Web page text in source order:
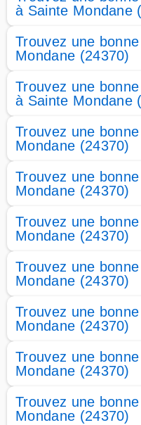
à Sainte Mondane
Trouvez une
Mondane (24370)
Trouvez une
à Sainte Mondane
Trouvez une
Mondane (24370)
Trouvez une
Mondane (24370)
Trouvez une
Mondane (24370)
Trouvez une
Mondane (24370)
Trouvez une
Mondane (24370)
Trouvez une
Mondane (24370)
Trouvez une
Mondane (24370)